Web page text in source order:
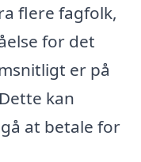
flere fagfolk,
for det
er på
kan
at betale for